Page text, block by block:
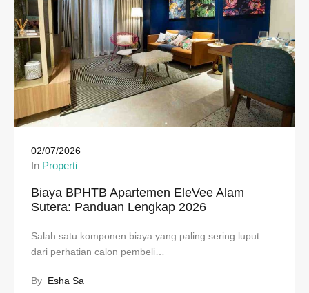
02/07/2026
In Properti
Biaya BPHTB Apartemen EleVee Alam
Sutera: Panduan Lengkap 2026
Salah satu komponen biaya yang paling sering luput
dari perhatian calon pembeli…
By Esha Sa